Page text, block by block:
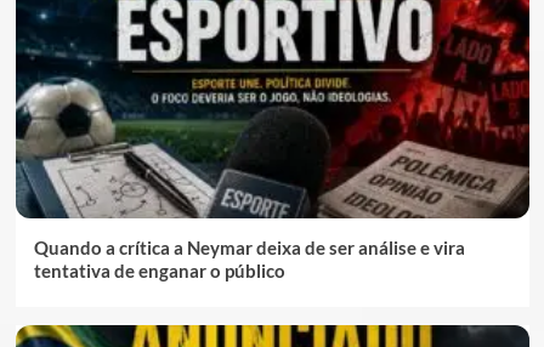
Quando a crítica a Neymar deixa de ser análise e vira
tentativa de enganar o público